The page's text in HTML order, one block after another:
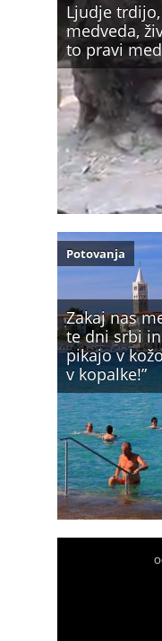
Ljudje
medveda,
to pravi
Zakaj nas
te dni srbi in
pikajo v
v kopalke!”
Potovanja